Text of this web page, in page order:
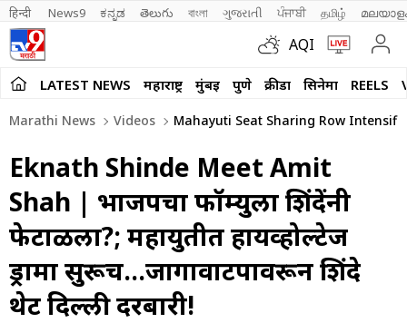
हिन्दी News9 ಕನ್ನಡ తెలుగు বাংলা ગુજરાતી ਪੰਜਾਬੀ தமிழ்
AQI
LATEST NEWS महाराष्ट्र मुंबई पुणे क्रीडा सिनेमा REELS
Marathi News Videos Mahayuti Seat Sharing Row
Eknath Shinde Meet Amit
Shah | भाजपचा फॉर्म्युला शिंदेंनी
फेटाळला?; महायुतीत हायव्होल्टेज
ड्रामा सुरूच…जागावाटपावरून शिंदे
थेट दिल्ली दरबारी!